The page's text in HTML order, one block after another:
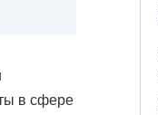
в сфере